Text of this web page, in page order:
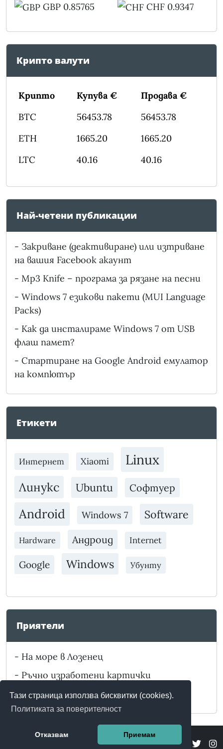
Тази страница използва бисквитки (cookies).
Политиката за поверителност
Отказвам Приемам
GBP 0.85765
CHF 0.9347
Крипто валути
Крипто Купува €
Продава €
BTC
56453.78
56453.78
ETH
1665.20
1665.20
LTC
40.16 40.16
Най-четени публикации
- Закриване (деактивиране) или изтриване
на вашия Facebook акаунт
- Mp3 Knife – програма за рязане на песни
- Windows 7 езикови пакети (MUI Language
Packs)
- Как да инсталираме Windows 7 от USB
флаш памет?
- Стартиране на Google Android емулатор
на компютър
Етикети
Интернет Xiaomi Linux
Линукс Ubuntu Софтуер
Android Windows 7 Software
Hardware Андроид Internet
Google Windows Убунту
Приятели
- На море в Лозенец
- Ръчно изработени картички
-Забележителности в България